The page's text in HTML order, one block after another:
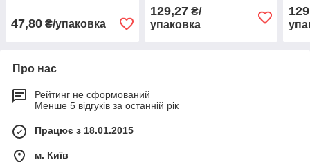
47,80 ₴/упаковка
129,27₴/
упаковка
Про нас
Рейтинг не сформований
Менше 5 відгуків за останній рік
Працює з 18.01.2015
м. Київ